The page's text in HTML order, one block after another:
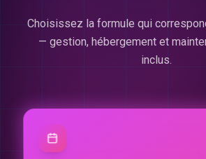
Choisissez la formule qui
— gestion, hébergement et
inclus.